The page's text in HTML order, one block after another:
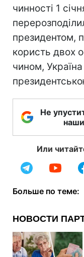
чинності 1
президентом,
користь двох
чином,
Не
Или
Больше по теме: